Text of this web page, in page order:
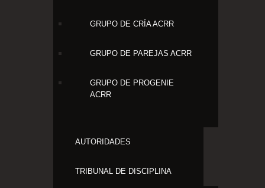
GRUPO DE CRÍA ACRR
GRUPO DE PAREJAS ACRR
GRUPO DE PROGENIE
ACRR
AUTORIDADES
TRIBUNAL DE DISCIPLINA